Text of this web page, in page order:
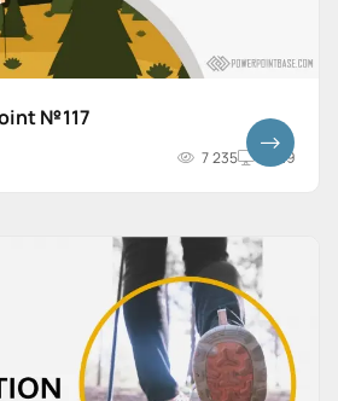
№117
7 235 16x9